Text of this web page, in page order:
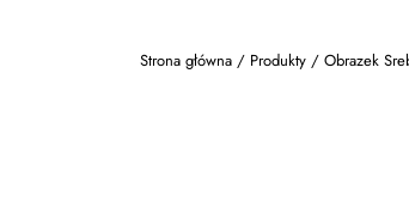
Strona główna / Produkty / Obrazek